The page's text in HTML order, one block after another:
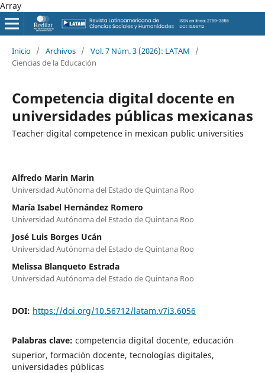
Array
Inicio / Archivos / Vol. 7 Núm. 3 (2026): LATAM
/
Ciencias de la Educación
Competencia digital docente en
universidades públicas mexicanas
Teacher digital competence in mexican public universities
Alfredo Marin Marin
Universidad Autónoma del Estado de Quintana Roo
María Isabel Hernández Romero
Universidad Autónoma del Estado de Quintana Roo
José Luis Borges Ucán
Universidad Autónoma del Estado de Quintana Roo
Melissa Blanqueto Estrada
Universidad Autónoma del Estado de Quintana Roo
DOI: https://doi.org/10.56712/latam.v7i3.6056
Palabras clave: competencia digital docente, educación
superior, formación docente, tecnologías digitales,
universidades públicas